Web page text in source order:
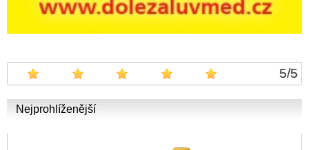
5/5
Nejprohlíženější